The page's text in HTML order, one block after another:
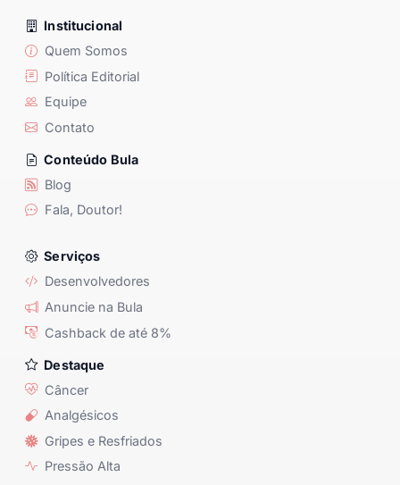
Institucional
Quem Somos
Política Editorial
Equipe
Contato
Conteúdo Bula
Blog
Fala, Doutor!
Serviços
Desenvolvedores
Anuncie na Bula
Cashback de até 8%
Destaque
Câncer
Analgésicos
Gripes e Resfriados
Pressão Alta